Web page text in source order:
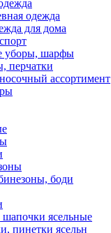
одежда
для дома
уборы, шарфы
перчатки
ассортимент
боди
ясельные
пинетки ясельн